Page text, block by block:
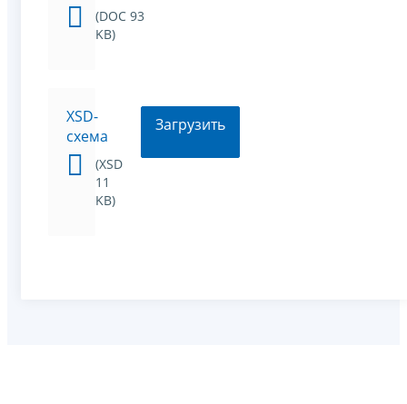
(DOC 93
KB)
XSD-
схема
(XSD
11
KB)
Загрузить